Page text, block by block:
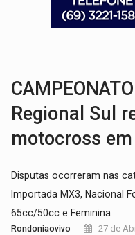
ALIANÇA
Regional Sul
motocross
Disputas ocorreram nas
Importada MX3, Nacional
65cc/50cc e Feminina
Rondoniaovivo
27 de